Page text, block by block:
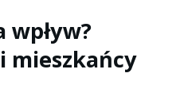
wpływ?
mieszkańcy